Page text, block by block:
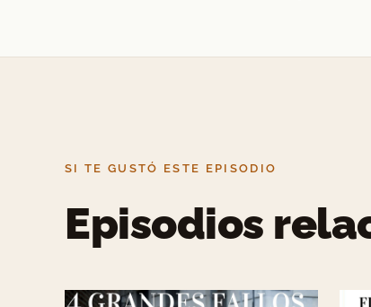
SI TE GUSTÓ ESTE EPISODIO
Episodios